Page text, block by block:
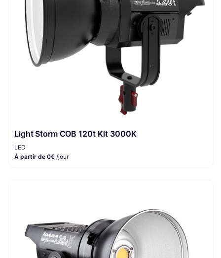
Light Storm COB 120t Kit 3000K
LED
À partir de 0€ /jour